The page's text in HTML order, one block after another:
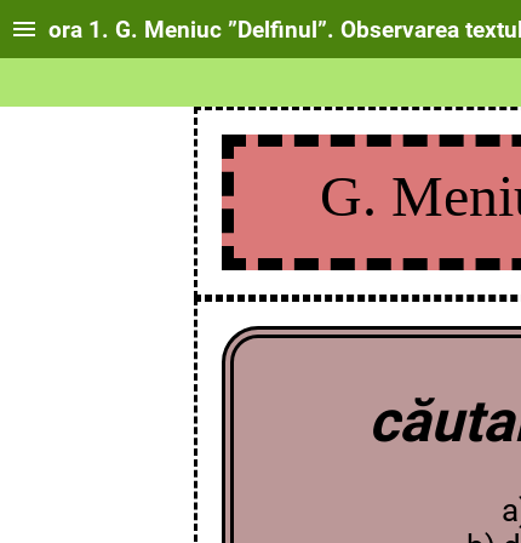
ora 1. G. Meniuc ”Delfinul”. Observarea
G.